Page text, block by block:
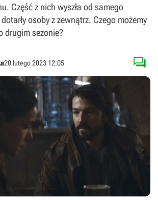
Część z nich wyszła od samego
osoby z zewnątrz. Czego możemy
drugim sezonie?
20 lutego 2023 12:05 